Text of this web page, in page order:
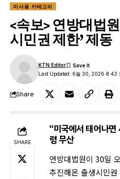
미사용 카테고리
<속보> 연방대법
시민권 제한’ 제동
Last Updated: 6월 30, 2026 8:43
KTN Editor
Share
SHARE
“미국에서 태어나
령 무산
연방대법원이 30일
추진해온 출생시민